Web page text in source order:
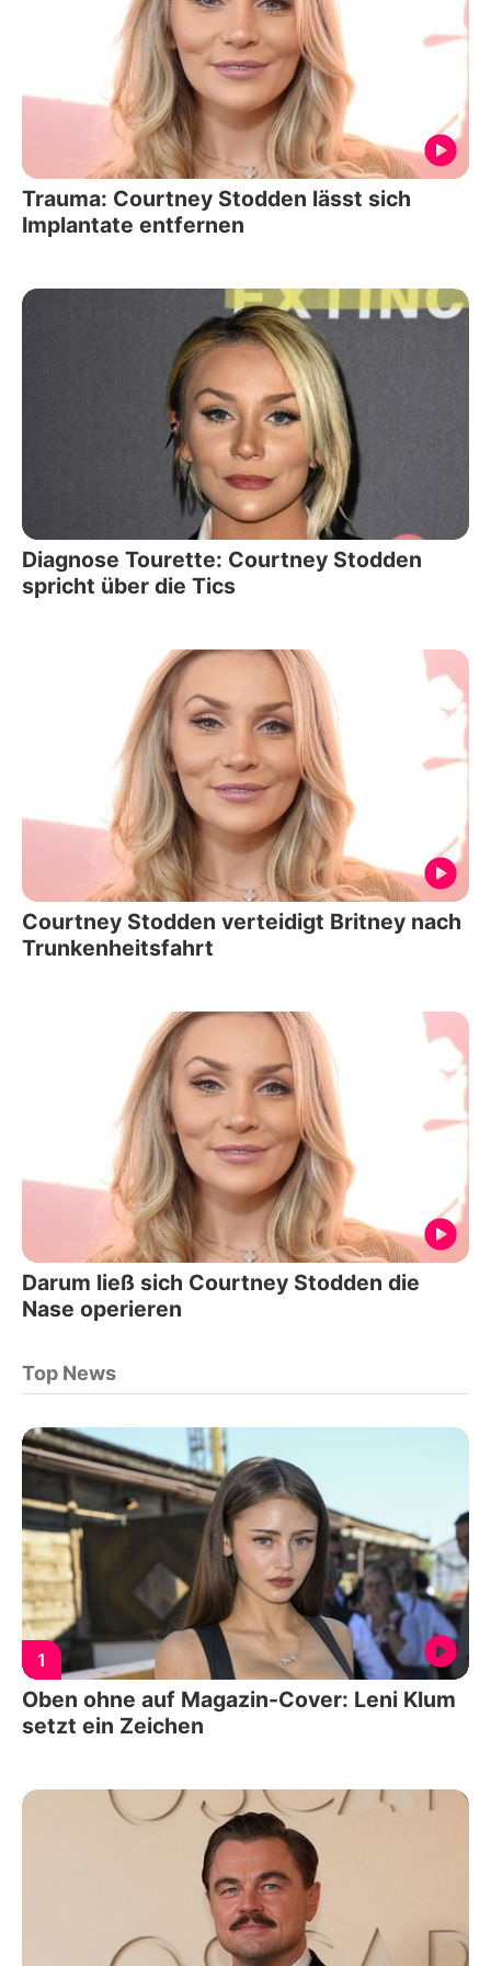
Trauma: Courtney Stodden lässt sich
Implantate entfernen
Diagnose Tourette: Courtney Stodden
spricht über die Tics
Courtney Stodden verteidigt Britney nach
Trunkenheitsfahrt
Darum ließ sich Courtney Stodden die
Nase operieren
Top News
1
Oben ohne auf Magazin-Cover: Leni Klum
setzt ein Zeichen